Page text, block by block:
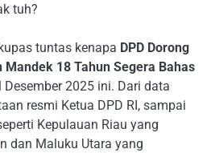
tuh?
tuntas kenapa DPD Dorong
Mandek 18 Tahun Segera Bahas
2025 ini. Dari data
resmi Ketua DPD RI, sampai
Kepulauan Riau yang
dan Maluku Utara yang